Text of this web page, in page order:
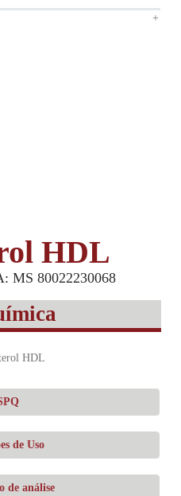
+
HDL
MS 80022230068
de Uso
de análise